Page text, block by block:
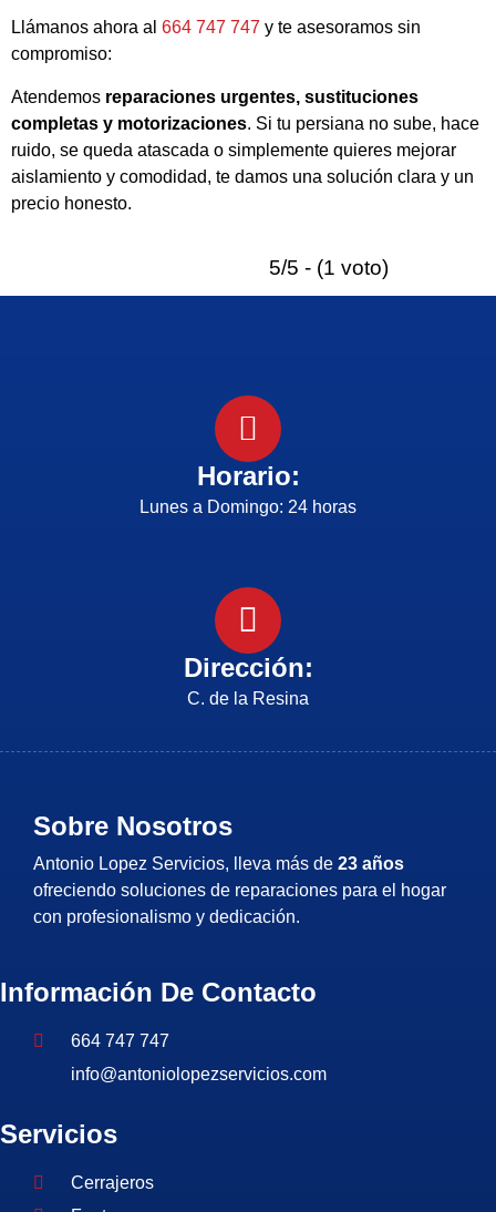
Llámanos ahora al 664 747 747 y te asesoramos sin
compromiso:
Atendemos reparaciones urgentes, sustituciones
completas y motorizaciones. Si tu persiana no sube, hace
ruido, se queda atascada o simplemente quieres mejorar
aislamiento y comodidad, te damos una solución clara y un
precio honesto.
5/5 - (1 voto)
Horario:
Lunes a Domingo: 24 horas
Dirección:
C. de la Resina
Sobre Nosotros
Antonio Lopez Servicios, lleva más de 23 años
ofreciendo soluciones de reparaciones para el hogar
con profesionalismo y dedicación.
Información De Contacto
664 747 747
info@antoniolopezservicios.com
Servicios
Cerrajeros